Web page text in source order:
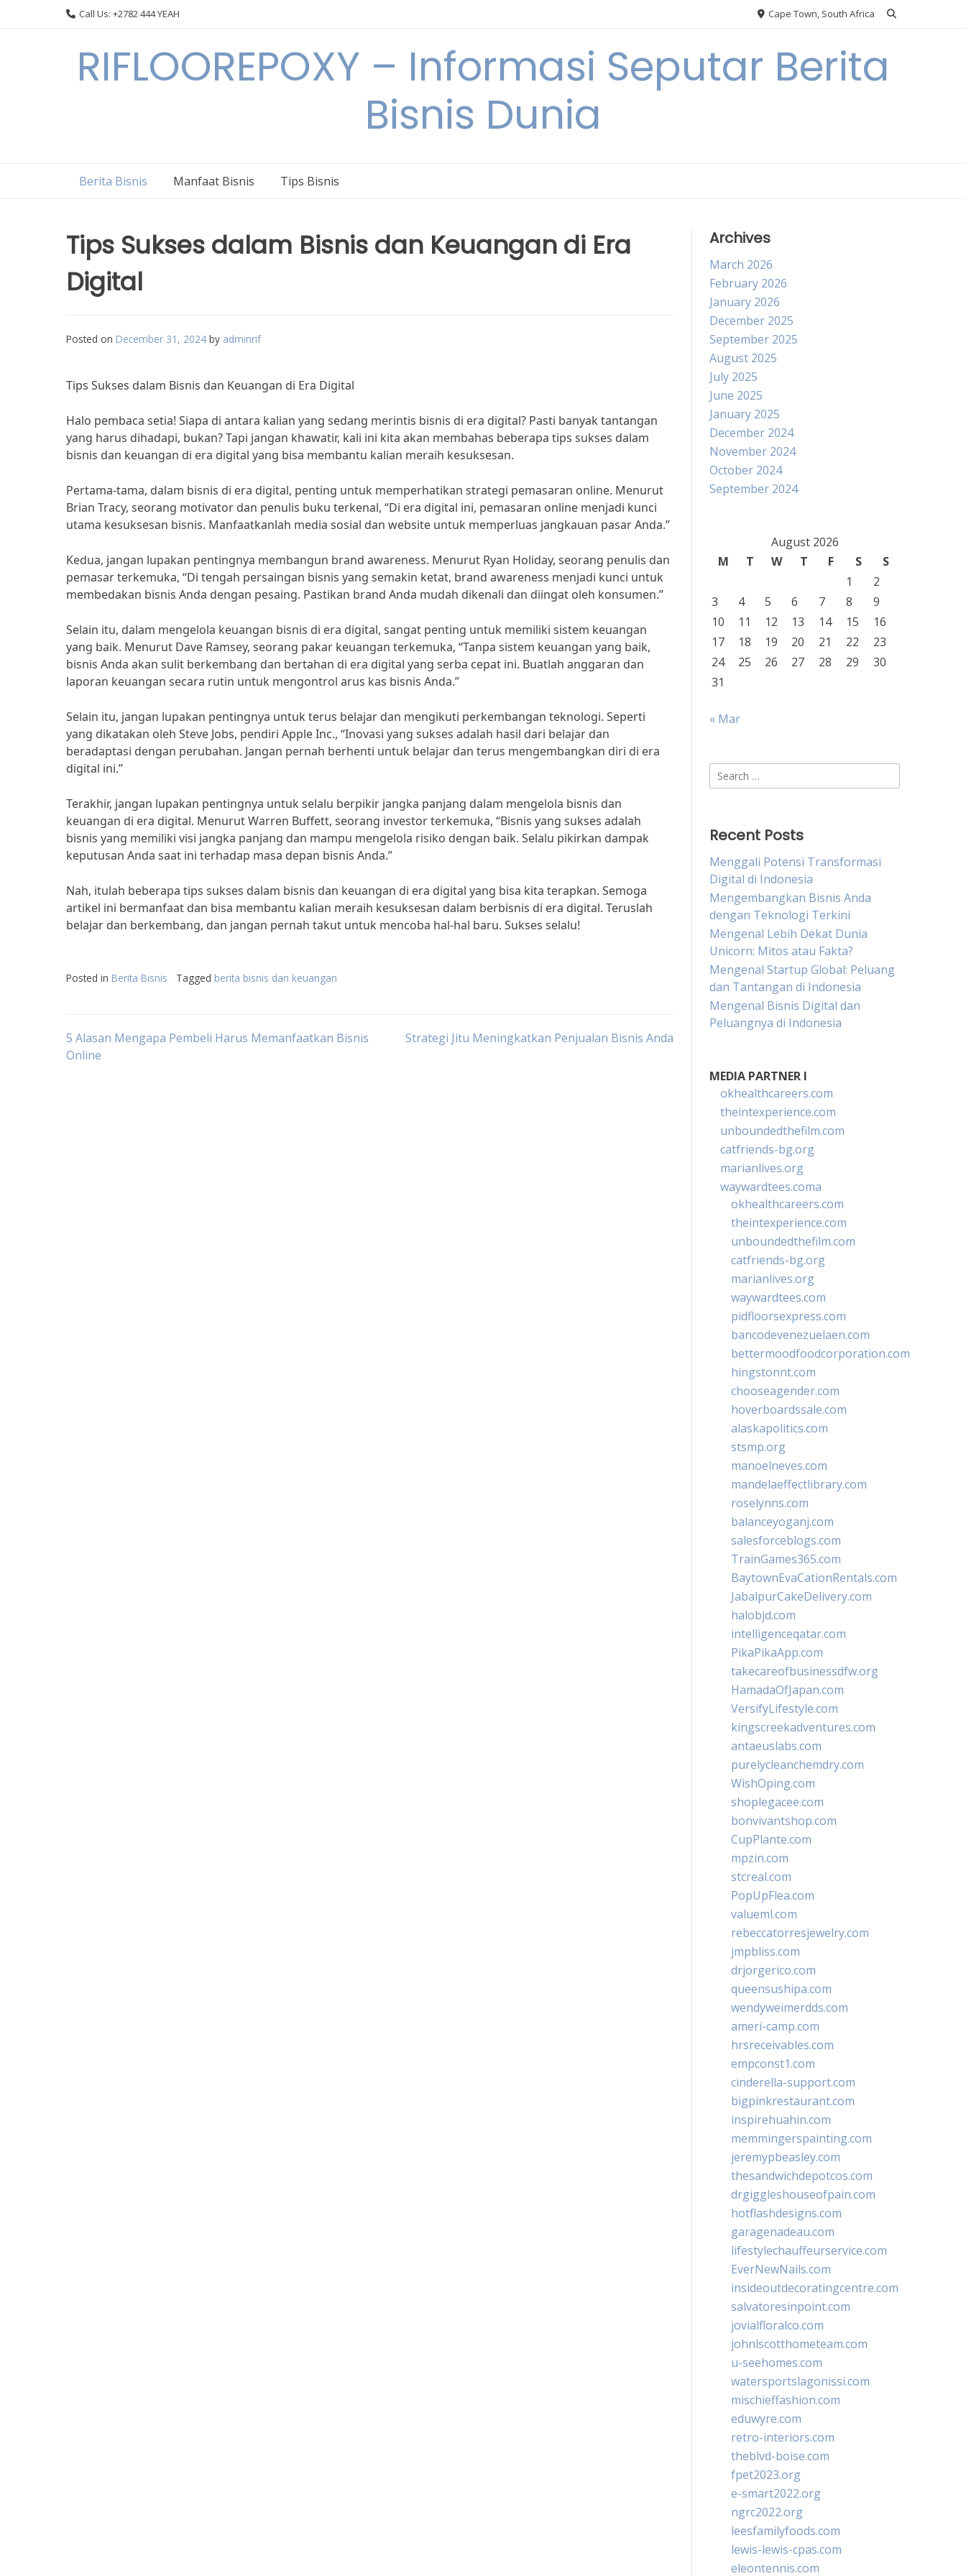
Call Us: +2782 444 YEAH Cape Town, South Africa
RIFLOOREPOXY – Informasi Seputar Berita
Bisnis Dunia
Berita Bisnis Manfaat Bisnis Tips Bisnis
Tips Sukses dalam Bisnis dan Keuangan di Era
Digital
Posted on December 31, 2024 by adminrif
Tips Sukses dalam Bisnis dan Keuangan di Era Digital
Halo pembaca setia! Siapa di antara kalian yang sedang merintis bisnis di era digital? Pasti banyak tantangan
yang harus dihadapi, bukan? Tapi jangan khawatir, kali ini kita akan membahas beberapa tips sukses dalam
bisnis dan keuangan di era digital yang bisa membantu kalian meraih kesuksesan.
Pertama-tama, dalam bisnis di era digital, penting untuk memperhatikan strategi pemasaran online. Menurut
Brian Tracy, seorang motivator dan penulis buku terkenal, “Di era digital ini, pemasaran online menjadi kunci
utama kesuksesan bisnis. Manfaatkanlah media sosial dan website untuk memperluas jangkauan pasar Anda.”
Kedua, jangan lupakan pentingnya membangun brand awareness. Menurut Ryan Holiday, seorang penulis dan
pemasar terkemuka, “Di tengah persaingan bisnis yang semakin ketat, brand awareness menjadi kunci untuk
membedakan bisnis Anda dengan pesaing. Pastikan brand Anda mudah dikenali dan diingat oleh konsumen.”
Selain itu, dalam mengelola keuangan bisnis di era digital, sangat penting untuk memiliki sistem keuangan
yang baik. Menurut Dave Ramsey, seorang pakar keuangan terkemuka, “Tanpa sistem keuangan yang baik,
bisnis Anda akan sulit berkembang dan bertahan di era digital yang serba cepat ini. Buatlah anggaran dan
laporan keuangan secara rutin untuk mengontrol arus kas bisnis Anda.”
Selain itu, jangan lupakan pentingnya untuk terus belajar dan mengikuti perkembangan teknologi. Seperti
yang dikatakan oleh Steve Jobs, pendiri Apple Inc., “Inovasi yang sukses adalah hasil dari belajar dan
beradaptasi dengan perubahan. Jangan pernah berhenti untuk belajar dan terus mengembangkan diri di era
digital ini.”
Terakhir, jangan lupakan pentingnya untuk selalu berpikir jangka panjang dalam mengelola bisnis dan
keuangan di era digital. Menurut Warren Buffett, seorang investor terkemuka, “Bisnis yang sukses adalah
bisnis yang memiliki visi jangka panjang dan mampu mengelola risiko dengan baik. Selalu pikirkan dampak
keputusan Anda saat ini terhadap masa depan bisnis Anda.”
Nah, itulah beberapa tips sukses dalam bisnis dan keuangan di era digital yang bisa kita terapkan. Semoga
artikel ini bermanfaat dan bisa membantu kalian meraih kesuksesan dalam berbisnis di era digital. Teruslah
belajar dan berkembang, dan jangan pernah takut untuk mencoba hal-hal baru. Sukses selalu!
Posted in Berita Bisnis Tagged berita bisnis dan keuangan
Post
5 Alasan Mengapa Pembeli Harus Memanfaatkan Bisnis
Online
Strategi Jitu Meningkatkan Penjualan Bisnis Anda
Archives
March 2026
February 2026
January 2026
December 2025
September 2025
August 2025
July 2025
June 2025
January 2025
December 2024
November 2024
October 2024
September 2024
August 2026
M
T W T F S
S
1
2
3
4 5 6 7 8
9
10
11 12 13 14 15
16
17
18 19 20 21 22
23
24
25 26 27 28 29
30
31
« Mar
Search
for:
Recent Posts
Menggali Potensi Transformasi
Digital di Indonesia
Mengembangkan Bisnis Anda
dengan Teknologi Terkini
Mengenal Lebih Dekat Dunia
Unicorn: Mitos atau Fakta?
Mengenal Startup Global: Peluang
dan Tantangan di Indonesia
Mengenal Bisnis Digital dan
Peluangnya di Indonesia
MEDIA PARTNER I
okhealthcareers.com
theintexperience.com
unboundedthefilm.com
catfriends-bg.org
marianlives.org
waywardtees.coma
okhealthcareers.com
theintexperience.com
unboundedthefilm.com
catfriends-bg.org
marianlives.org
waywardtees.com
pidfloorsexpress.com
bancodevenezuelaen.com
bettermoodfoodcorporation.com
hingstonnt.com
chooseagender.com
hoverboardssale.com
alaskapolitics.com
stsmp.org
manoelneves.com
mandelaeffectlibrary.com
roselynns.com
balanceyoganj.com
salesforceblogs.com
TrainGames365.com
BaytownEvaCationRentals.com
JabalpurCakeDelivery.com
halobjd.com
intelligenceqatar.com
PikaPikaApp.com
takecareofbusinessdfw.org
HamadaOfJapan.com
VersifyLifestyle.com
kingscreekadventures.com
antaeuslabs.com
purelycleanchemdry.com
WishOping.com
shoplegacee.com
bonvivantshop.com
CupPlante.com
mpzin.com
stcreal.com
PopUpFlea.com
valueml.com
rebeccatorresjewelry.com
jmpbliss.com
drjorgerico.com
queensushipa.com
wendyweimerdds.com
ameri-camp.com
hrsreceivables.com
empconst1.com
cinderella-support.com
bigpinkrestaurant.com
inspirehuahin.com
memmingerspainting.com
jeremypbeasley.com
thesandwichdepotcos.com
drgiggleshouseofpain.com
hotflashdesigns.com
garagenadeau.com
lifestylechauffeurservice.com
EverNewNails.com
insideoutdecoratingcentre.com
salvatoresinpoint.com
jovialfloralco.com
johnlscotthometeam.com
u-seehomes.com
watersportslagonissi.com
mischieffashion.com
eduwyre.com
retro-interiors.com
theblvd-boise.com
fpet2023.org
e-smart2022.org
ngrc2022.org
leesfamilyfoods.com
lewis-lewis-cpas.com
eleontennis.com